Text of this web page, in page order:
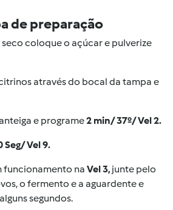
de preparação
coloque o açúcar e pulverize
através do bocal da tampa e
e programe2 min/ 37º/ Vel 2.
Seg/ Vel 9.
funcionamento na Vel 3, junte pelo
o fermento e a aguardente e
segundos.